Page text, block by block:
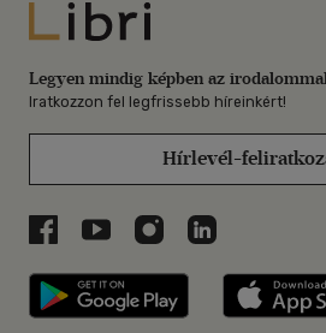
Libri
Legyen mindig képben az
Iratkozzon fel legfrissebb híreinkért!
Hírlevél-
Libri a Facebookon
Libri a Youtube-on
Libri azLibri a
Libri